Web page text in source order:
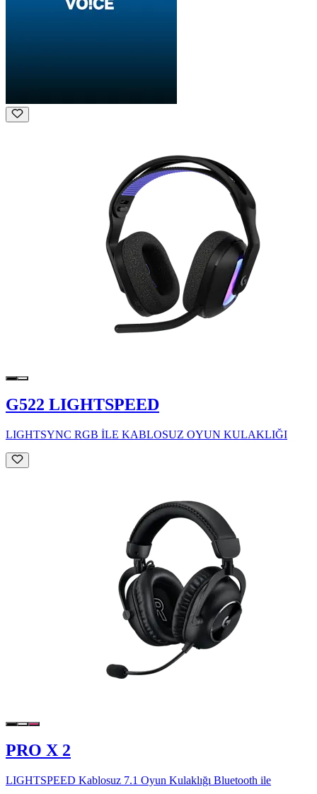
G522 LIGHTSPEED
LIGHTSYNC RGB İLE KABLOSUZ OYUN KULAKLIĞI
PRO X 2
LIGHTSPEED Kablosuz 7.1 Oyun Kulaklığı Bluetooth ile